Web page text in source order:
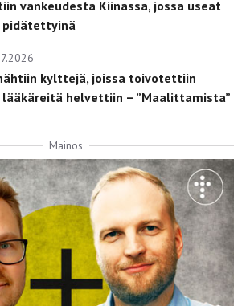
vankeudesta Kiinassa, jossa useat
kylttejä, joissa toivotettiin
helvettiin – ”Maalittamista”
Mainos